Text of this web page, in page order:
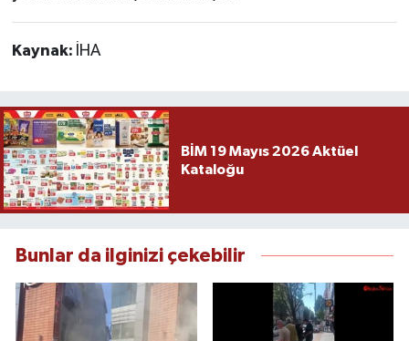
Kaynak: İHA
BİM 19 Mayıs 2026 Aktüel
Kataloğu
Bunlar da ilginizi çekebilir